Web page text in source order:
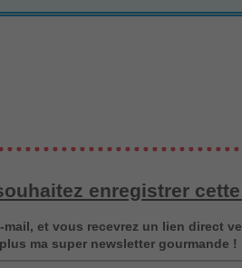
enregistrer
mail, et vous recevrez un lien direct
ma super newsletter gourmande !